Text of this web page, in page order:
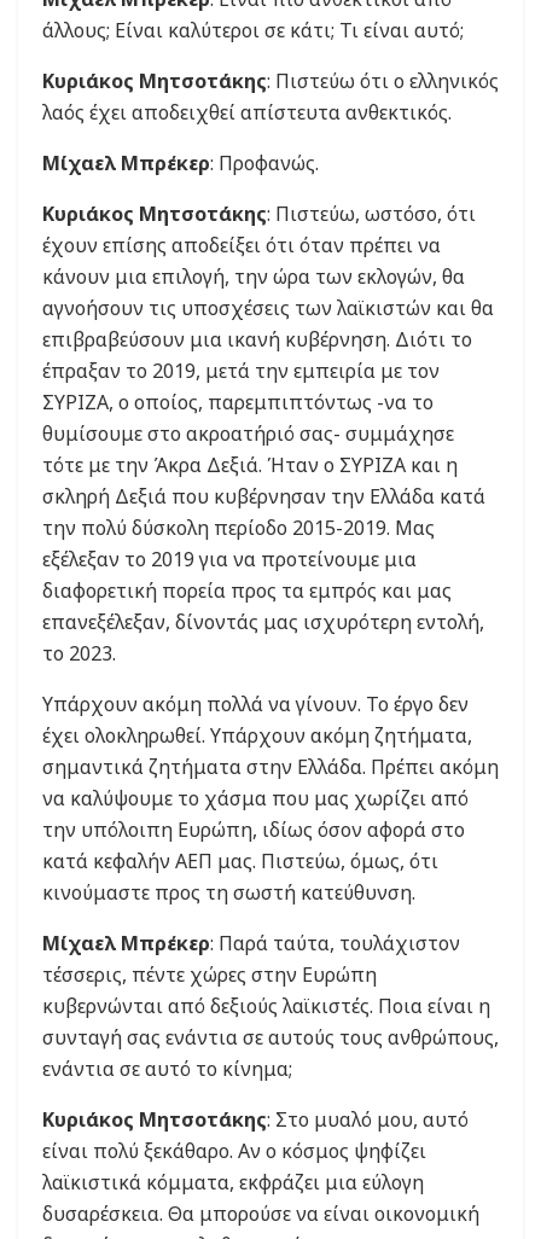
άλλους; Είναι καλύτεροι σε κάτι; Τι είναι αυτό;
Κυριάκος Μητσοτάκης: Πιστεύω ότι ο ελληνικός
λαός έχει αποδειχθεί απίστευτα ανθεκτικός.
Μίχαελ Μπρέκερ: Προφανώς.
Κυριάκος Μητσοτάκης: Πιστεύω, ωστόσο, ότι
έχουν επίσης αποδείξει ότι όταν πρέπει να
κάνουν μια επιλογή, την ώρα των εκλογών, θα
αγνοήσουν τις υποσχέσεις των λαϊκιστών και θα
επιβραβεύσουν μια ικανή κυβέρνηση. Διότι το
έπραξαν το 2019, μετά την εμπειρία με τον
ΣΥΡΙΖΑ, ο οποίος, παρεμπιπτόντως -να το
θυμίσουμε στο ακροατήριό σας- συμμάχησε
τότε με την Άκρα Δεξιά. Ήταν ο ΣΥΡΙΖΑ και η
σκληρή Δεξιά που κυβέρνησαν την Ελλάδα κατά
την πολύ δύσκολη περίοδο 2015-2019. Μας
εξέλεξαν το 2019 για να προτείνουμε μια
διαφορετική πορεία προς τα εμπρός και μας
επανεξέλεξαν, δίνοντάς μας ισχυρότερη εντολή,
το 2023.
Υπάρχουν ακόμη πολλά να γίνουν. Το έργο δεν
έχει ολοκληρωθεί. Υπάρχουν ακόμη ζητήματα,
σημαντικά ζητήματα στην Ελλάδα. Πρέπει ακόμη
να καλύψουμε το χάσμα που μας χωρίζει από
την υπόλοιπη Ευρώπη, ιδίως όσον αφορά στο
κατά κεφαλήν ΑΕΠ μας. Πιστεύω, όμως, ότι
κινούμαστε προς τη σωστή κατεύθυνση.
Μίχαελ Μπρέκερ: Παρά ταύτα, τουλάχιστον
τέσσερις, πέντε χώρες στην Ευρώπη
κυβερνώνται από δεξιούς λαϊκιστές. Ποια είναι η
συνταγή σας ενάντια σε αυτούς τους ανθρώπους,
ενάντια σε αυτό το κίνημα;
Κυριάκος Μητσοτάκης: Στο μυαλό μου, αυτό
είναι πολύ ξεκάθαρο. Αν ο κόσμος ψηφίζει
λαϊκιστικά κόμματα, εκφράζει μια εύλογη
δυσαρέσκεια. Θα μπορούσε να είναι οικονομική